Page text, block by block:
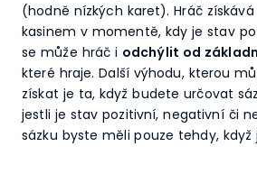
(hodně nízkých karet). Hráč
kasinem v momentě, kdy je stav
se může hráč i odchýlit od
které hraje. Další výhodu, kterou
získat je ta, když budete určovat
jestli je stav pozitivní, negativní či
sázku byste měli pouze tehdy,